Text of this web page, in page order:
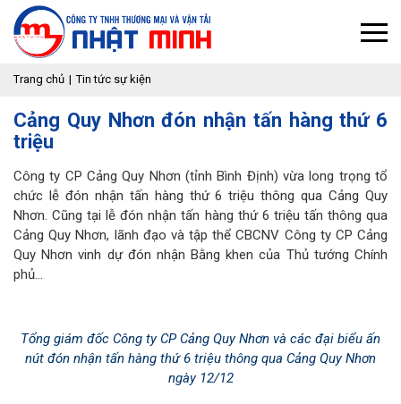
Trang chủ Tin tức sự kiện
Cảng Quy Nhơn đón nhận tấn hàng thứ 6
triệu
Công ty CP Cảng Quy Nhơn (tỉnh Bình Định) vừa long trọng tổ
chức lễ đón nhận tấn hàng thứ 6 triệu thông qua Cảng Quy
Nhơn. Cũng tại lễ đón nhận tấn hàng thứ 6 triệu tấn thông qua
Cảng Quy Nhơn, lãnh đạo và tập thể CBCNV Công ty CP Cảng
Quy Nhơn vinh dự đón nhận Bằng khen của Thủ tướng Chính
phủ...
Tổng giám đốc Công ty CP Cảng Quy Nhơn và các đại biểu ấn
nút đón nhận tấn hàng thứ 6 triệu thông qua Cảng Quy Nhơn
ngày 12/12